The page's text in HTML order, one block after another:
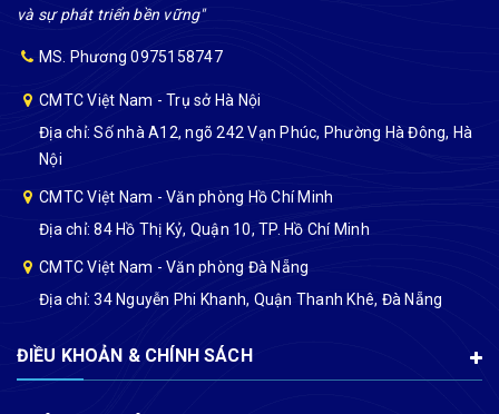
và sự phát triển bền vững"
MS. Phương 0975158747
CMTC Việt Nam - Trụ sở Hà Nội
Địa chỉ: Số nhà A12, ngõ 242 Vạn Phúc, Phường Hà Đông, Hà
Nội
CMTC Việt Nam - Văn phòng Hồ Chí Minh
Địa chỉ: 84 Hồ Thị Kỷ, Quận 10, TP. Hồ Chí Minh
CMTC Việt Nam - Văn phòng Đà Nẵng
Địa chỉ: 34 Nguyễn Phi Khanh, Quận Thanh Khê, Đà Nẵng
ĐIỀU KHOẢN & CHÍNH SÁCH